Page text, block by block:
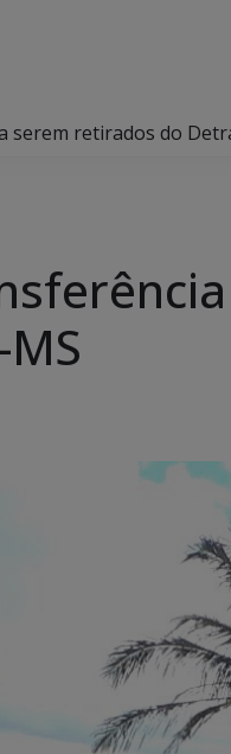
serem retirados do